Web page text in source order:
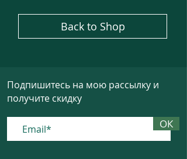
Back to Shop
Подпишитесь на мою рассылку и
получите скидку
ОК